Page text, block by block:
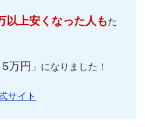
以上安くなった人もた
万円 」になりました！
サイト